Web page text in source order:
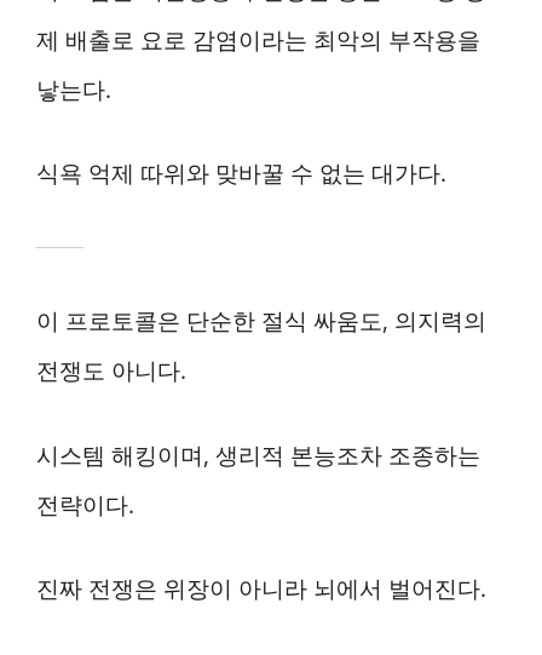
제 배출로 요로 감염이라는 최악의 부작용을
낳는다.
식욕 억제 따위와 맞바꿀 수 없는 대가다.
이 프로토콜은 단순한 절식 싸움도, 의지력의
전쟁도 아니다.
시스템 해킹이며, 생리적 본능조차 조종하는
전략이다.
진짜 전쟁은 위장이 아니라 뇌에서 벌어진다.